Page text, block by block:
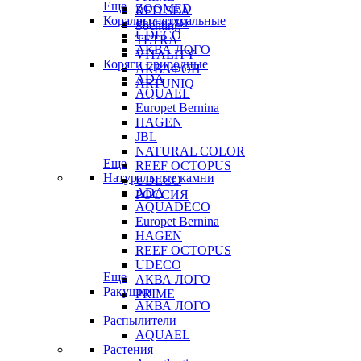
RED SEA
Sochting
TETRA
VITALITY
АКВАФОН
ARTUNIQ
ZOOMED
РОССИЯ
Еще
Кораллы натуральные
UDECO
АКВА ЛОГО
Коряги природные
ADA
AQUAEL
Europet Bernina
HAGEN
JBL
NATURAL COLOR
REEF OCTOPUS
UDECO
РОССИЯ
Еще
Натуральные камни
ADA
AQUADECO
Europet Bernina
HAGEN
REEF OCTOPUS
UDECO
АКВА ЛОГО
PRIME
Еще
Ракушки
АКВА ЛОГО
Распылители
AQUAEL
Растения